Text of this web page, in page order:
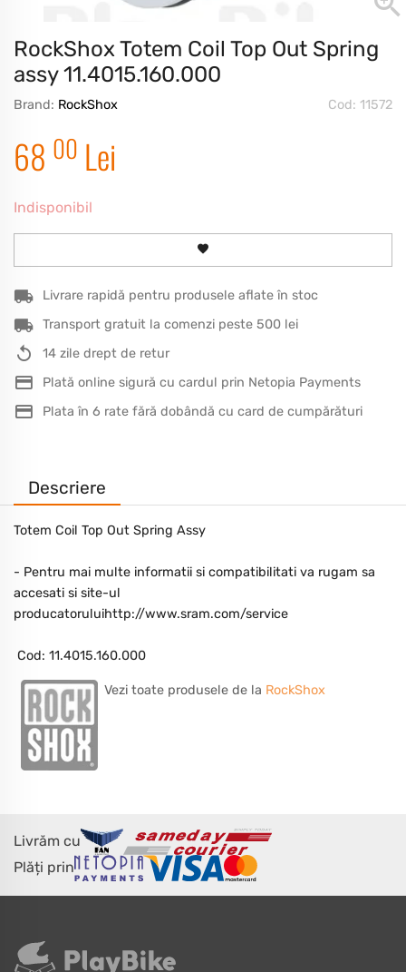
RockShox Totem Coil Top Out Spring
assy 11.4015.160.000
Brand: RockShox Cod: 11572
68 00 Lei
Indisponibil
Livrare rapidă pentru produsele aflate în stoc
Transport gratuit la comenzi peste 500 lei
14 zile drept de retur
Plată online sigură cu cardul prin Netopia Payments
Plata în 6 rate fără dobândă cu card de cumpărături
Descriere
Totem Coil Top Out Spring Assy
- Pentru mai multe informatii si compatibilitati va rugam sa
accesati si site-ul
producatoruluihttp://www.sram.com/service
Cod: 11.4015.160.000
Vezi toate produsele de la RockShox
Livrăm cu
Plăți prin